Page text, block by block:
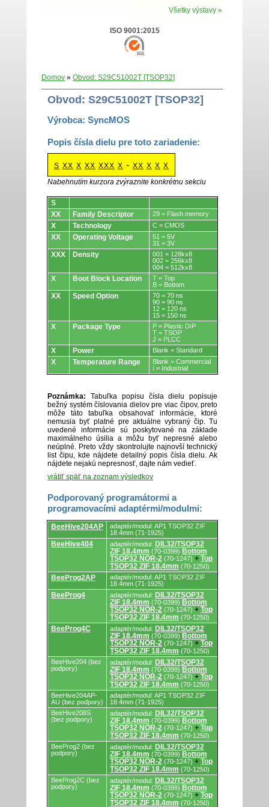
Všetky výstavy »
ISO 9001:2015
Domov » Obvod: S29C51002T [TSOP32]
Obvod: S29C51002T [TSOP32]
Výrobca: SyncMOS
Popis čísla dielu pre toto zariadenie:
S XX X XX XXX X - XX X X X
Nabehnutím kurzora zvýraznite konkrétnu sekciu
Obvody.
S
XX
Family Descriptor 29 = Flash memory
X Technology C = CMOS
XX Operating Voltage
51 = 5V
31 = 3V
XXX Density
001 = 128kx8
002 = 256kx8
004 = 512kx8
X Boot Block Location
T = Top
B = Bottom
XX Speed Option
70 = 70 ns
90 = 90 ns
12 = 120 ns
15 = 150 ns
X Package Type
P = Plastic DIP
T = TSOP
J = PLCC
X Power Blank = Standard
X Temperature Range
Blank = Commercial
I = Industrial
Poznámka: Tabuľka popisu čísla dielu popisuje
bežný systém číslovania dielov pre viac čipov, preto
môže táto tabuľka obsahovať informácie, ktoré
nemusia byť platné pre aktuálne vybraný čip. Tu
uvedené informácie sú poskytované na základe
maximálneho úsilia a môžu byť nepresné alebo
neúplné. Preto vždy skontrolujte najnovší technický
list čipu, kde nájdete detailný popis čísla dielu. Ak
nájdete nejakú nepresnosť, dajte nám vedieť.
vrátiť späť na zoznam výsledkov
Podporovaný programátormi a
programovacími adaptérmi/modulmi:
Podporovaný
programátormi
a
programovacími
adaptérmi/modulmi.
BeeHive204AP
adaptér/modul: AP1 TSOP32 ZIF
18.4mm (71-1925)
BeeHive404 adaptér/modul: DIL32/TSOP32
ZIF 18.4mm (70-0399) Bottom
TSOP32 NOR-2 (70-1247) + Top
TSOP32 ZIF 18.4mm (70-1250)
BeeProg2AP
adaptér/modul: AP1 TSOP32 ZIF
18.4mm (71-1925)
BeeProg4 adaptér/modul: DIL32/TSOP32
ZIF 18.4mm (70-0399) Bottom
TSOP32 NOR-2 (70-1247) + Top
TSOP32 ZIF 18.4mm (70-1250)
BeeProg4C adaptér/modul: DIL32/TSOP32
ZIF 18.4mm (70-0399) Bottom
TSOP32 NOR-2 (70-1247) + Top
TSOP32 ZIF 18.4mm (70-1250)
BeeHive204 (bez
podpory)
adaptér/modul: DIL32/TSOP32
ZIF 18.4mm (70-0399) Bottom
TSOP32 NOR-2 (70-1247) + Top
TSOP32 ZIF 18.4mm (70-1250)
BeeHive204AP-
AU (bez podpory)
adaptér/modul: AP1 TSOP32 ZIF
18.4mm (71-1925)
BeeHive208S
(bez podpory)
adaptér/modul: DIL32/TSOP32
ZIF 18.4mm (70-0399) Bottom
TSOP32 NOR-2 (70-1247) + Top
TSOP32 ZIF 18.4mm (70-1250)
BeeProg2 (bez
podpory)
adaptér/modul: DIL32/TSOP32
ZIF 18.4mm (70-0399) Bottom
TSOP32 NOR-2 (70-1247) + Top
TSOP32 ZIF 18.4mm (70-1250)
BeeProg2C (bez
podpory)
adaptér/modul: DIL32/TSOP32
ZIF 18.4mm (70-0399) Bottom
TSOP32 NOR-2 (70-1247) + Top
TSOP32 ZIF 18.4mm (70-1250)